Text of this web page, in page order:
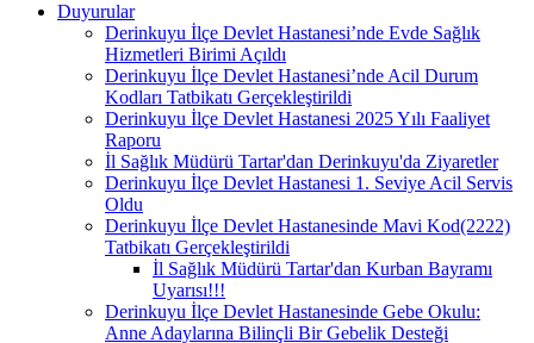
Duyurular
Derinkuyu İlçe Devlet Hastanesi’nde Evde Sağlık
Hizmetleri Birimi Açıldı
Derinkuyu İlçe Devlet Hastanesi’nde Acil Durum
Kodları Tatbikatı Gerçekleştirildi
Derinkuyu İlçe Devlet Hastanesi 2025 Yılı Faaliyet
Raporu
İl Sağlık Müdürü Tartar'dan Derinkuyu'da Ziyaretler
Derinkuyu İlçe Devlet Hastanesi 1. Seviye Acil Servis
Oldu
Derinkuyu İlçe Devlet Hastanesinde Mavi Kod(2222)
Tatbikatı Gerçekleştirildi
İl Sağlık Müdürü Tartar'dan Kurban Bayramı
Uyarısı!!!
Derinkuyu İlçe Devlet Hastanesinde Gebe Okulu:
Anne Adaylarına Bilinçli Bir Gebelik Desteği